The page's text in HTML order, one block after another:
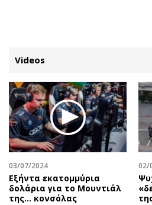
ΚΑΤΗΓΟΡΙΕΣ
Κύπρος
Παιδεία
Υγεία
Πολιτική
Βουλευτικές 2026
Videos
03/07/2024
Εξήντα εκατομμύρια
δολάρια για το Μουντιάλ
της... κονσόλας
02/